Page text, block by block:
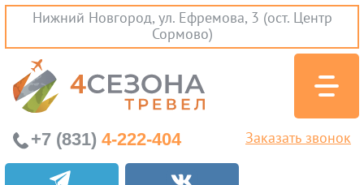
Нижний Новгород, ул. Ефремова, 3 (ост. Центр
Сормово)
Экскурсионные туры
+7 (831) 4-222-404 Заказать звонок